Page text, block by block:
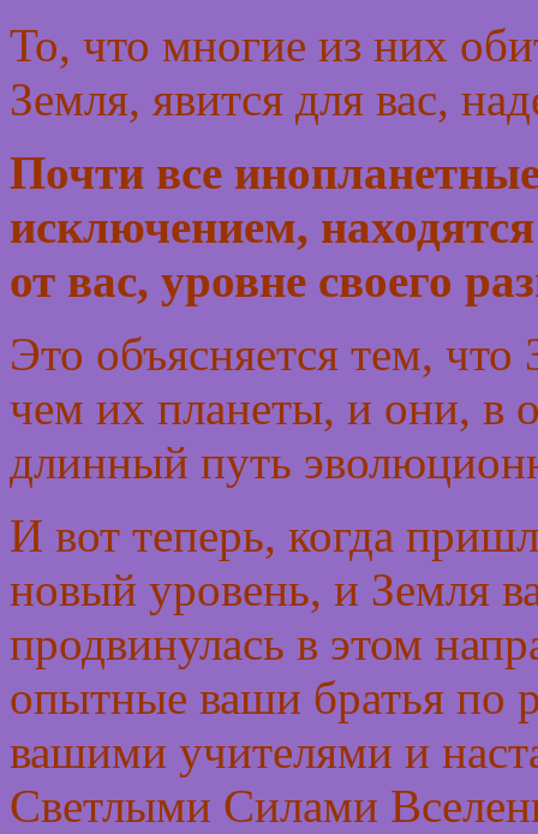
То, что многие из них
Земля, явится для вас,
Почти все
исключением,
от вас, уровне своего
Это объясняется тем, что
чем их планеты, и они, в
длинный путь
И вот теперь, когда
новый уровень, и Земля
продвинулась в этом
опытные ваши братья по
вашими учителями и
Светлыми Силами